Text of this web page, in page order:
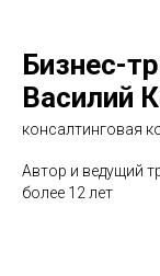
Бизнес-
Василий
консалтинговая
Автор и ведущий
более 12 лет